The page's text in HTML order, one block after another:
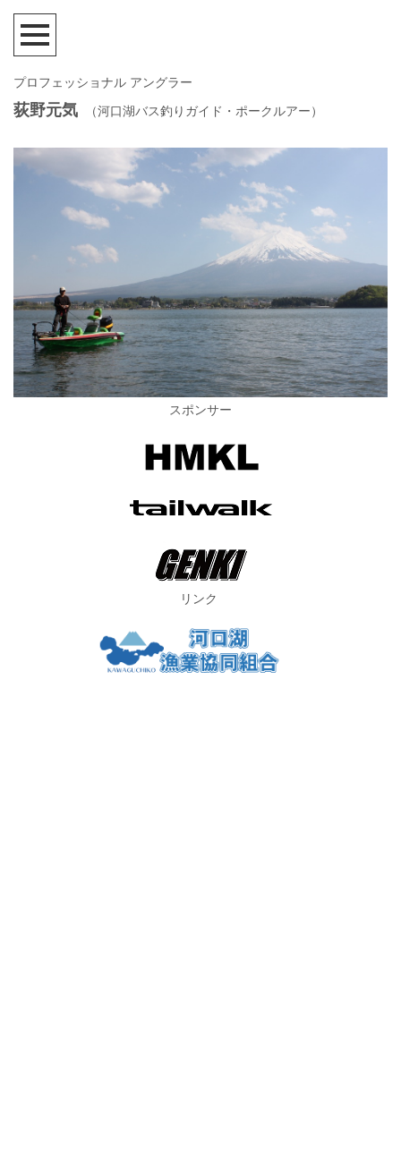
プロフェッショナル アングラー
荻野元気 （河口湖バス釣りガイド・ポークルアー）
スポンサー
リンク